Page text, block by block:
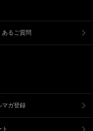
あるご質問
マガ登録
ト